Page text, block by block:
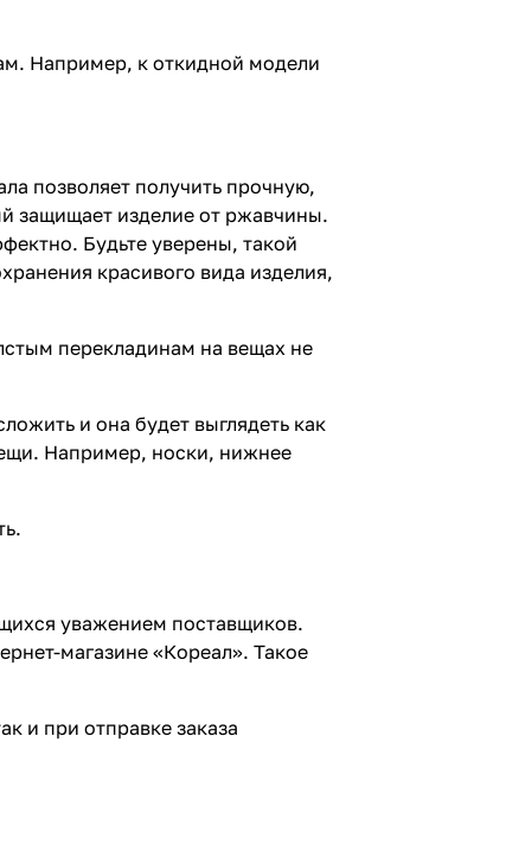
Например, к откидной модели
позволяет получить прочную,
защищает изделие от ржавчины.
Будьте уверены, такой
красивого вида изделия,
перекладинам на вещах не
и она будет выглядеть как
Например, носки, нижнее
уважением поставщиков.
магазине «Кореал». Такое
и при отправке заказа